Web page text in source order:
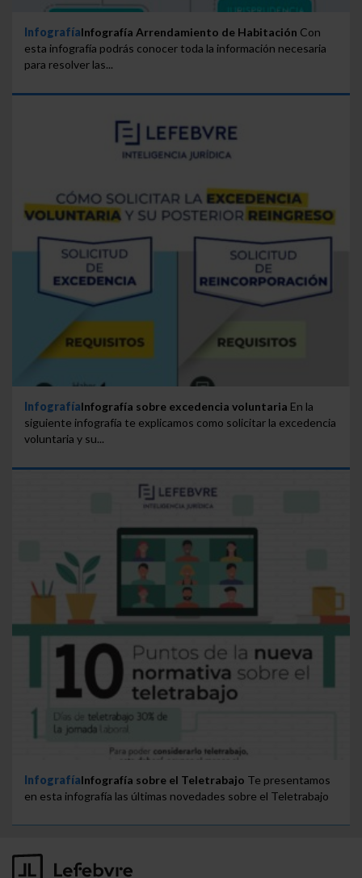
InfografíaInfografía Arrendamiento de Habitación Con
esta infografía podrás conocer toda la información necesaria
para resolver las...
InfografíaInfografía sobre excedencia voluntaria En la
siguiente infografía te explicamos como solicitar la excedencia
voluntaria y su...
InfografíaInfografía sobre el Teletrabajo Te presentamos
en esta infografía las últimas novedades sobre el Teletrabajo